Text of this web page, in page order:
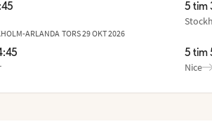
5 tim
Från:
,till:
ARLANDA TORS 29 OKT 2026
5 tim
Från
Nice
,till: